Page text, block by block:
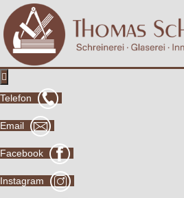

Telefon
Email
Facebook
Instagram